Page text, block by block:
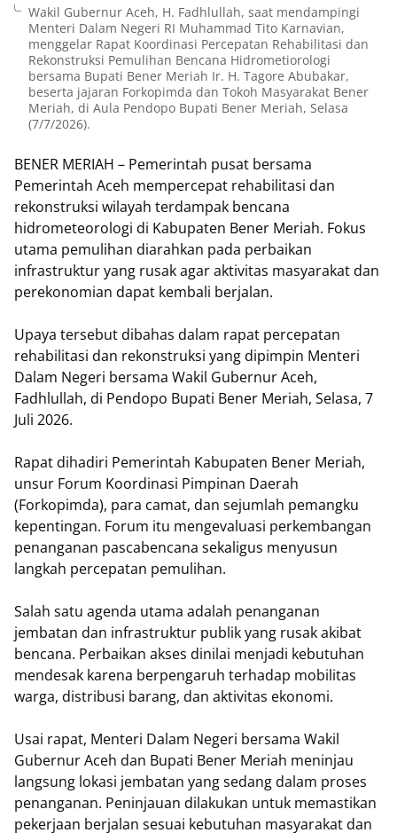
Wakil Gubernur Aceh, H. Fadhlullah, saat mendampingi
Menteri Dalam Negeri RI Muhammad Tito Karnavian,
menggelar Rapat Koordinasi Percepatan Rehabilitasi dan
Rekonstruksi Pemulihan Bencana Hidrometiorologi
bersama Bupati Bener Meriah Ir. H. Tagore Abubakar,
beserta jajaran Forkopimda dan Tokoh Masyarakat Bener
Meriah, di Aula Pendopo Bupati Bener Meriah, Selasa
(7/7/2026).
BENER MERIAH – Pemerintah pusat bersama
Pemerintah Aceh mempercepat rehabilitasi dan
rekonstruksi wilayah terdampak bencana
hidrometeorologi di Kabupaten Bener Meriah. Fokus
utama pemulihan diarahkan pada perbaikan
infrastruktur yang rusak agar aktivitas masyarakat dan
perekonomian dapat kembali berjalan.
Upaya tersebut dibahas dalam rapat percepatan
rehabilitasi dan rekonstruksi yang dipimpin Menteri
Dalam Negeri bersama Wakil Gubernur Aceh,
Fadhlullah, di Pendopo Bupati Bener Meriah, Selasa, 7
Juli 2026.
Rapat dihadiri Pemerintah Kabupaten Bener Meriah,
unsur Forum Koordinasi Pimpinan Daerah
(Forkopimda), para camat, dan sejumlah pemangku
kepentingan. Forum itu mengevaluasi perkembangan
penanganan pascabencana sekaligus menyusun
langkah percepatan pemulihan.
Salah satu agenda utama adalah penanganan
jembatan dan infrastruktur publik yang rusak akibat
bencana. Perbaikan akses dinilai menjadi kebutuhan
mendesak karena berpengaruh terhadap mobilitas
warga, distribusi barang, dan aktivitas ekonomi.
Usai rapat, Menteri Dalam Negeri bersama Wakil
Gubernur Aceh dan Bupati Bener Meriah meninjau
langsung lokasi jembatan yang sedang dalam proses
penanganan. Peninjauan dilakukan untuk memastikan
pekerjaan berjalan sesuai kebutuhan masyarakat dan